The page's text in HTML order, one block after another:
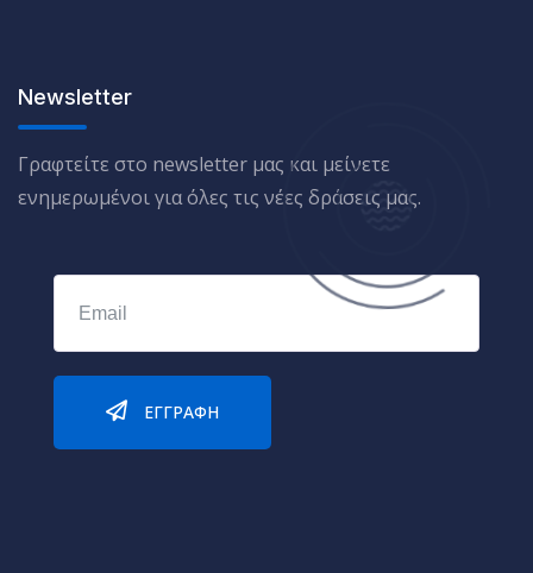
Newsletter
Γραφτείτε στο newsletter μας και μείνετε
ενημερωμένοι για όλες τις νέες δράσεις μας.
ΕΓΓΡΑΦΉ